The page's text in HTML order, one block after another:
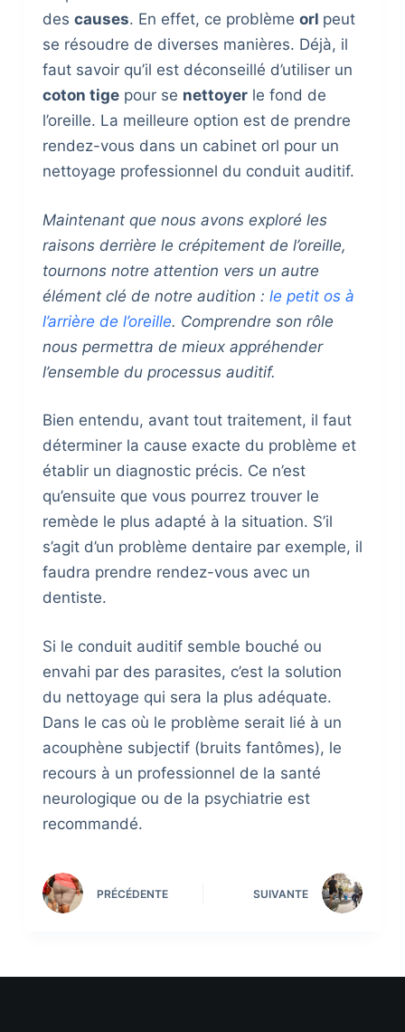
des causes. En effet, ce problème orl peut
se résoudre de diverses manières. Déjà, il
faut savoir qu’il est déconseillé d’utiliser un
coton tigepour se nettoyerle fond de
l’oreille. La meilleure option est de prendre
rendez-vous dans un cabinet orl pour un
nettoyage professionnel du conduit auditif.
Maintenant que nous avons exploré les
raisons derrière le crépitement de l’oreille,
tournons notre attention vers un autre
élément clé de notre audition : le petit os à
l’arrière de l’oreille. Comprendre son rôle
nous permettra de mieux appréhender
l’ensemble du processus auditif.
Bien entendu, avant tout traitement, il faut
déterminer la cause exacte du problème et
établir un diagnostic précis. Ce n’est
qu’ensuite que vous pourrez trouver le
remède le plus adapté à la situation. S’il
s’agit d’un problème dentaire par exemple, il
faudra prendre rendez-vous avec un
dentiste.
Si le conduit auditif semble bouché ou
envahi par des parasites, c’est la solution
du nettoyage qui sera la plus adéquate.
Dans le cas où le problème serait lié à un
acouphène subjectif (bruits fantômes), le
recours à un professionnel de la santé
neurologique ou de la psychiatrie est
recommandé.
PRÉCÉDENTE SUIVANTE